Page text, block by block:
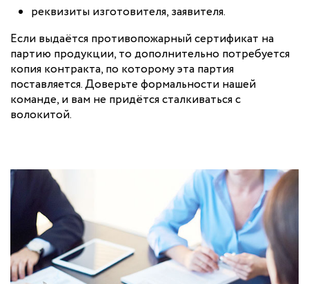
реквизиты изготовителя, заявителя.
Если выдаётся противопожарный сертификат на
партию продукции, то дополнительно потребуется
копия контракта, по которому эта партия
поставляется. Доверьте формальности нашей
команде, и вам не придётся сталкиваться с
волокитой.